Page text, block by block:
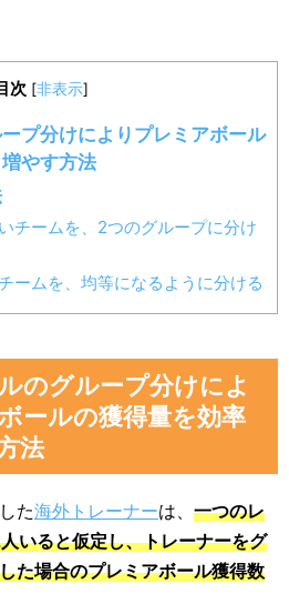
次 [非表示]
プ分けによりプレミアボール
やす方法
ームを、2つのグループに分け
ムを、均等になるように分ける
のグループ分けによ
ールの獲得量を効率
法
た海外トレーナーは、 一つのレ
いると仮定し、トレーナーをグ
た場合のプレミアボール獲得数